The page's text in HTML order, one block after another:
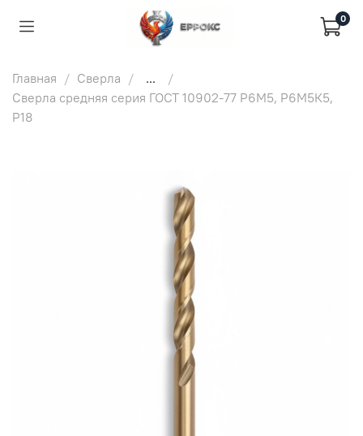
0
Главная Сверла
...
Сверла средняя серия ГОСТ 10902-77 Р6М5, Р6М5К5,
Р18